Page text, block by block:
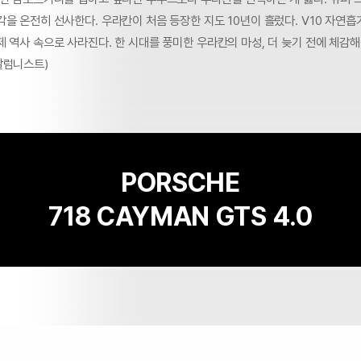
을 온전히 선사한다. 우라칸이 처음 등장한 지도 10년이 흘렀다. V10 자연흡
역사 속으로 사라진다. 한 시대를 풍미한 우라칸의 마성, 더 늦기 전에 체감
니스트)
PORSCHE
718 CAYMAN GTS 4.0